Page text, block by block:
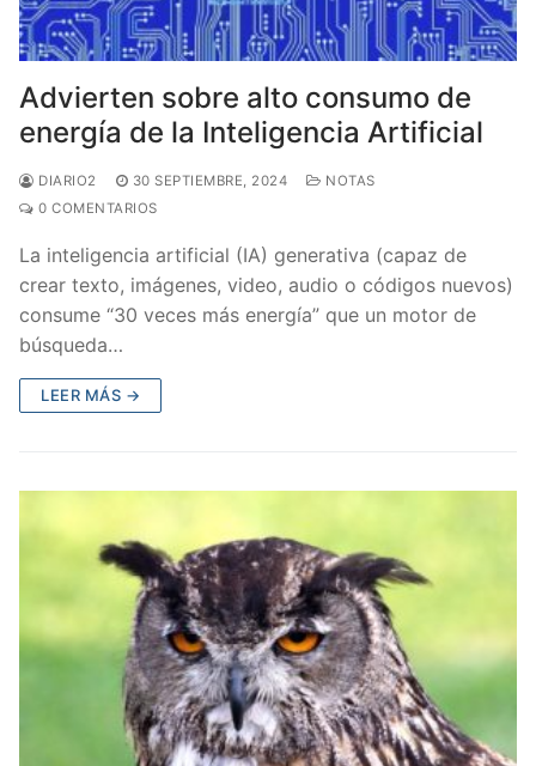
Advierten sobre alto consumo de
energía de la Inteligencia Artificial
DIARIO2 30 SEPTIEMBRE, 2024
NOTAS
0 COMENTARIOS
La inteligencia artificial (IA) generativa (capaz de
crear texto, imágenes, video, audio o códigos nuevos)
consume “30 veces más energía” que un motor de
búsqueda…
LEER MÁS →